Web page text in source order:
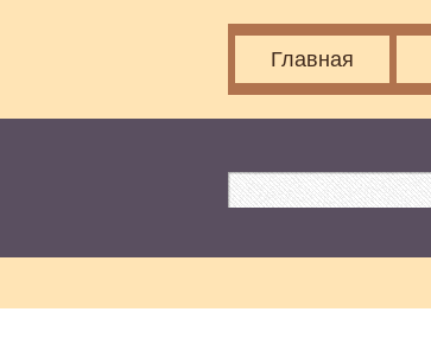
Главная